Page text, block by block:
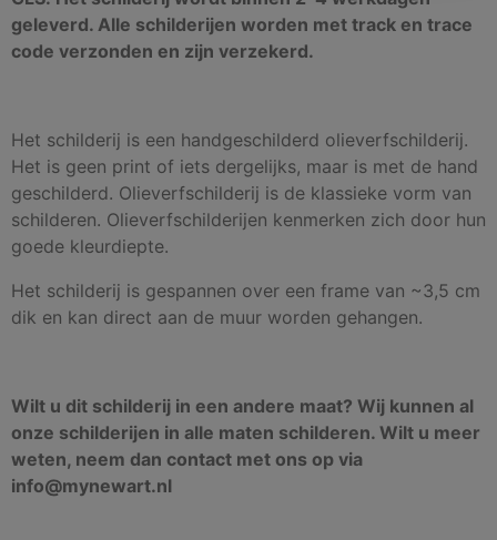
geleverd. Alle schilderijen worden met track en trace
code verzonden en zijn verzekerd.
Het schilderij is een handgeschilderd olieverfschilderij.
Het is geen print of iets dergelijks, maar is met de hand
geschilderd. Olieverfschilderij is de klassieke vorm van
schilderen. Olieverfschilderijen kenmerken zich door hun
goede kleurdiepte.
Het schilderij is gespannen over een frame van ~3,5 cm
dik en kan direct aan de muur worden gehangen.
Wilt u dit schilderij in een andere maat? Wij kunnen al
onze schilderijen in alle maten schilderen. Wilt u meer
weten, neem dan contact met ons op via
info@mynewart.nl